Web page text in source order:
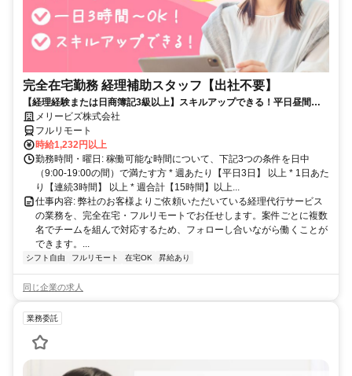
完全在宅勤務 経理補助スタッフ【出社不要】
【経理経験または日商簿記3級以上】スキルアップできる！平日昼間３h
～。完全在宅で育児・介護中の方も大歓迎♪
メリービズ株式会社
フルリモート
時給1,232円以上
勤務時間・曜日: 稼働可能な時間について、下記3つの条件を日中
（9:00-19:00の間）で満たす方 * 週あたり【平日3日】 以上 * 1日あた
り【連続3時間】 以上 * 週合計【15時間】以上...
仕事内容: 弊社のお客様よりご依頼いただいている経理代行サービス
の業務を、完全在宅・フルリモートでお任せします。案件ごとに複数
名でチームを組んで対応するため、フォローし合いながら働くことが
できます。...
シフト自由 フルリモート 在宅OK 昇給あり
同じ企業の求人
業務委託